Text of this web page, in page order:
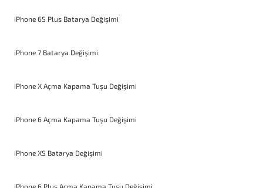
iPhone 6S Plus Batarya Değişimi
iPhone 7 Batarya Değişimi
iPhone X Açma Kapama Tuşu Değişimi
iPhone 6 Açma Kapama Tuşu Değişimi
iPhone XS Batarya Değişimi
iPhone 6 Plus Açma Kapama Tuşu Değişimi